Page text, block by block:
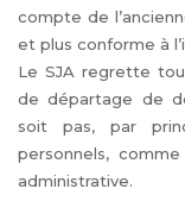
compte de
et plus conforme à
Le SJA regrette
de départage de
soit pas, par
personnels,
administrative.